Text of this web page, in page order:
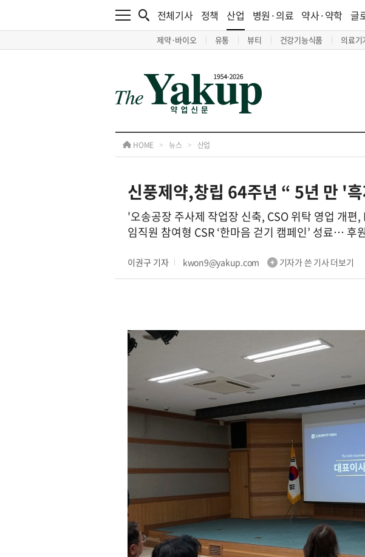
전체기사 정책 산업
제약·바이오 유통 뷰티 건강기능식품 의료기
병원·의료 약사·약학 글
HOME > 뉴스 > 산업
신풍제약,창립 64주년 “ 5년 만 '
'오송공장 주사제 작업장 신축, CSO 위탁 영업 개편
임직원 참여형 CSR ‘한마음 걷기 캠페인’ 성료… 후
이권구 기자 kwon9@yakup.com 기자가 쓴 기사 더보기